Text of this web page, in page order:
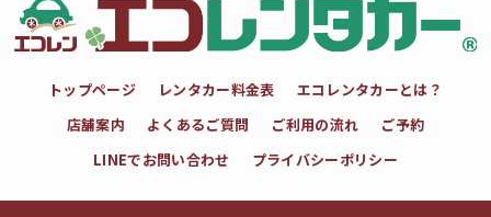
トップページ レンタカー料金表
エコレンタカーとは？
店舗案内
よくあるご質問 ご利用の流れ
ご予約
LINEでお問い合わせ
プライバシーポリシー